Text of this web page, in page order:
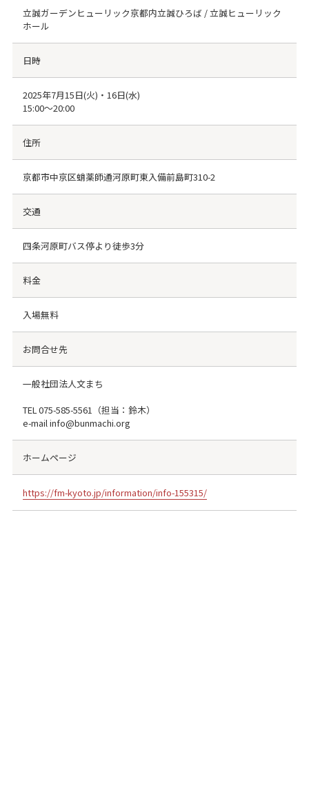
立誠ガーデンヒューリック京都内立誠ひろば / 立誠ヒューリック
ホール
日時
2025年7月15日(火)・16日(水)
15:00～20:00
住所
京都市中京区蛸薬師通河原町東入備前島町310-2
交通
四条河原町バス停より徒歩3分
料金
入場無料
お問合せ先
一般社団法人文まち
TEL075-585-5561 （担当：鈴木）
e-mail info@bunmachi.org
ホームページ
https://fm-kyoto.jp/information/info-155315/